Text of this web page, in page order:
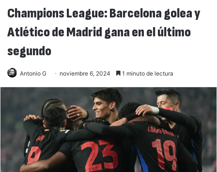
Champions League: Barcelona golea y
Atlético de Madrid gana en el último
segundo
Antonio G noviembre 6, 2024 1 minuto de lectura